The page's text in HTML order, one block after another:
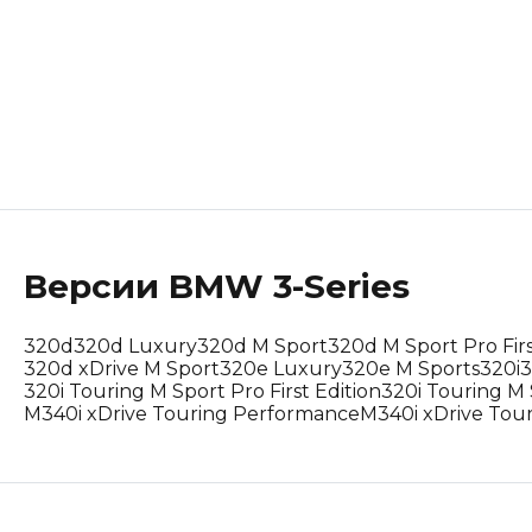
Renault Korea (Samsung)
Rolls-Royce
Версии BMW 3-Series
320d320d Luxury320d M Sport320d M Sport Pro
320d xDrive M Sport320e Luxury320e M Sports320i
320i Touring M Sport Pro First Edition320i Touring M
M340i xDrive Touring PerformanceM340i xDrive